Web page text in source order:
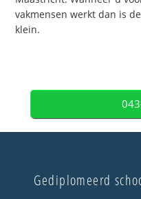
vakmensen werkt dan is
klein.
Gediplomeerd